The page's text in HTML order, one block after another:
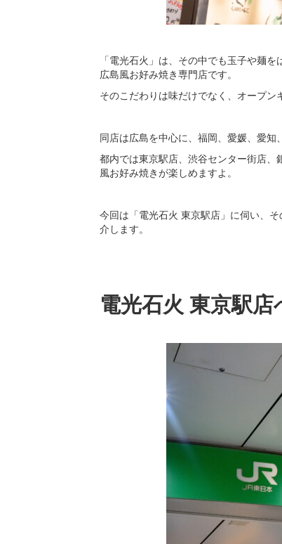
「電光石火」は、その中でも玉子や麺
広島風お好み焼き専門店です。
そのこだわりは味だけでなく、オープン
同店は広島を中心に、福岡、愛媛、愛知
都内では東京駅店、渋谷センター街店
風お好み焼きが楽しめますよ。
今回は「電光石火 東京駅店」に伺い、
介します。
電光石火 東京駅